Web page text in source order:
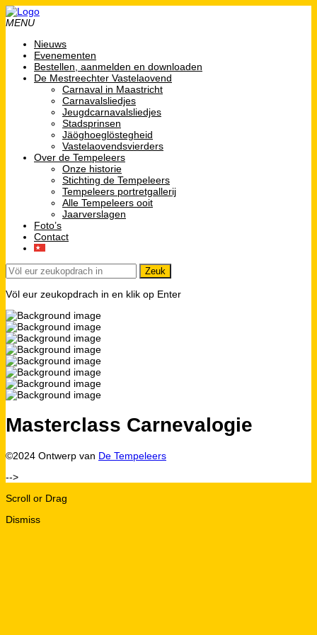
MENU
Nieuws
Evenementen
Bestellen, aanmelden en downloaden
De Mestreechter Vastelaovend
Carnaval in Maastricht
Carnavalsliedjes
Jeugdcarnavalsliedjes
Stadsprinsen
Jäöghoeglöstegheid
Vastelaovendsvierders
Over de Tempeleers
Onze historie
Stichting de Tempeleers
Tempeleers portretgallerij
Alle Tempeleers ooit
Jaarverslagen
Foto’s
Contact
Völ eur zeukopdrach in en klik op Enter
Masterclass Carnevalogie
©2024 Ontwerp van De Tempeleers
-->
Scroll or Drag
Dismiss